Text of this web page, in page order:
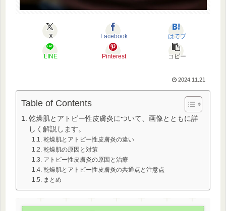
X Facebook はてブ
LINE Pinterest コピー
2024.11.21
Table of Contents
乾燥肌とアトピー性皮膚炎について、画像とともに詳
しく解説します。
乾燥肌とアトピー性皮膚炎の違い
乾燥肌の原因と対策
アトピー性皮膚炎の原因と治療
乾燥肌とアトピー性皮膚炎の共通点と注意点
まとめ